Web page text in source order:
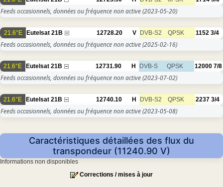
Feeds occasionnels, données ou fréquence non active(2023-05-20)
21.6°E Eutelsat 21B 12728.20 V DVB-S2 QPSK 1152 3/4
Feeds occasionnels, données ou fréquence non active(2025-02-16)
21.6°E Eutelsat 21B 12731.90 H DVB-S QPSK 12000 7/8
Feeds occasionnels, données ou fréquence non active(2023-07-02)
21.6°E Eutelsat 21B 12740.10 H DVB-S2 QPSK 2237 3/4
Feeds occasionnels, données ou fréquence non active(2023-05-08)
Caractéristiques détaillées des flux du
transpondeur (11240.90 V)
Informations non disponibles
Corrections / mises à jour